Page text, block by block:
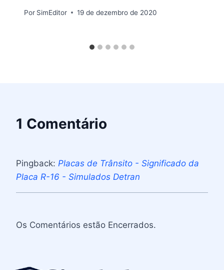
Por SimEditor 19 de dezembro de 2020
1 Comentário
Pingback: Placas de Trânsito - Significado da
Placa R-16 - Simulados Detran
Os Comentários estão Encerrados.